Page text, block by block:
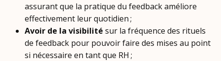
assurant que la pratique du feedback améliore
effectivement leur quotidien ;
Avoir de la visibilité sur la fréquence des rituels
de feedback pour pouvoir faire des mises au point
si nécessaire en tant que RH ;